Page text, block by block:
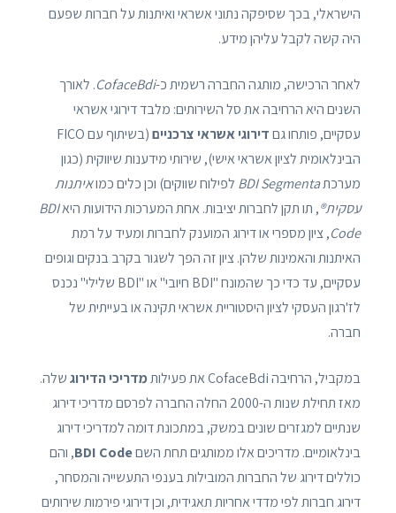
הישראלי, בכך שסיפקה נתוני אשראי ואיתנות על חברות שפעם
היה קשה לקבל עליהן מידע.
לאחר הרכישה, מותגה החברה רשמית כ-CofaceBdi. לאורך
השנים היא הרחיבה את סל השירותים: מלבד דירוגי אשראי
עסקיים, פותחו גםדירוגי אשראי צרכניים
(בשיתוף עם FICO
הבינלאומית לציון אשראי אישי), שירותי מידענות שיווקית (כגון
מערכתBDI Segmenta לפילוח שווקים) וכן כלים כמואיתנות
עסקית®, תו תקן לחברות יציבות. אחת המערכות הידועות היאBDI
Code, ציון מספרי או דירוג המוענק לחברות ומעיד על רמת
האיתנות והאמינות שלהן. ציון זה הפך לשגור בקרב בנקים וגופים
עסקיים, עד כדי כך שהמונח "BDI חיובי" או "BDI שלילי" נכנס
לז'רגון העסקי לציון היסטוריית אשראי תקינה או בעייתית של
חברה.
במקביל, הרחיבה CofaceBdi את פעילות מדריכי הדירוגשלה.
מאז תחילת שנות ה-2000 החלה החברה לפרסם מדריכי דירוג
שנתיים למגזרים שונים במשק, במתכונת דומה למדריכי דירוג
בינלאומיים. מדריכים אלו ממותגים תחת השםBDI Code, והם
כוללים דירוג של החברות המובילות בענפי התעשייה והמסחר,
דירוג חברות לפי מדדי אחריות תאגידית, וכן דירוגי פירמות שירותים